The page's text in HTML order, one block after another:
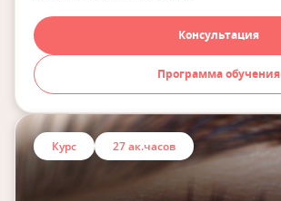
Консультация
Программа обучения
Курс 27 ак.часов